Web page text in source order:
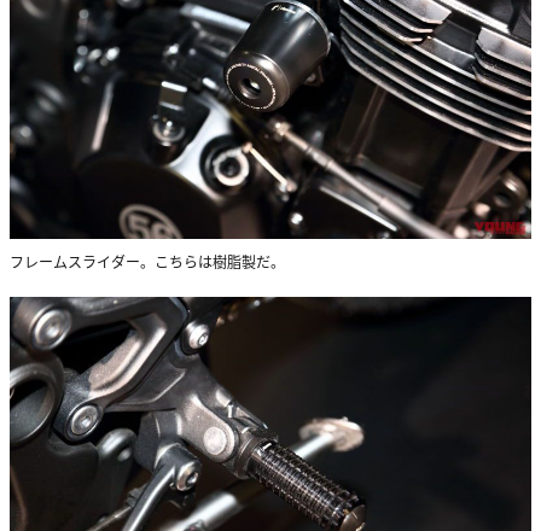
フレームスライダー。こちらは樹脂製だ。